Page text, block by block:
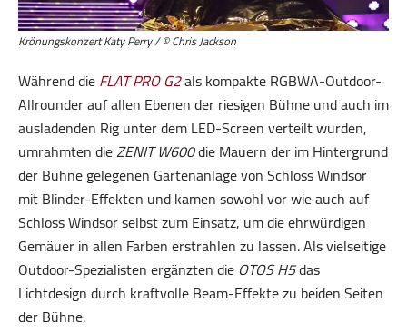
Krönungskonzert Katy Perry / © Chris Jackson
Während dieFLAT PRO G2als kompakte RGBWA-Outdoor-
Allrounder auf allen Ebenen der riesigen Bühne und auch im
ausladenden Rig unter dem LED-Screen verteilt wurden,
umrahmten dieZENIT W600die Mauern der im Hintergrund
der Bühne gelegenen Gartenanlage von Schloss Windsor
mit Blinder-Effekten und kamen sowohl vor wie auch auf
Schloss Windsor selbst zum Einsatz, um die ehrwürdigen
Gemäuer in allen Farben erstrahlen zu lassen. Als vielseitige
Outdoor-Spezialisten ergänzten die OTOS H5das
Lichtdesign durch kraftvolle Beam-Effekte zu beiden Seiten
der Bühne.